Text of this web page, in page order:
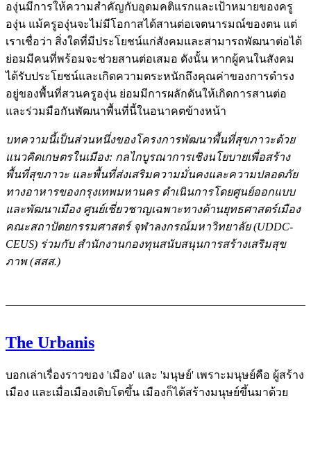
องุ่นมีการให้ความสำคัญกับอุดมคติแรกและเป้าหมายของครู
องุ่น แม้ครูองุ่นจะไม่มีโอกาสได้สานต่อเจตนารมณ์ของตน แต่
เราเชื่อว่า สิ่งใดที่มีประโยชน์แก่สังคมและสามารถพัฒนาต่อได้
ย่อมมีคนที่พร้อมจะช่วยสานต่อเสมอ ดังนั้น หากผู้คนในสังคม
ได้รับประโยชน์และเกิดความตระหนักถึงคุณค่าของการดำรง
อยู่ของพื้นที่สวนครูองุ่น ย่อมมีการผลักดันให้เกิดการสานต่อ
และร่วมมือกันพัฒนาพื้นที่นี้ในอนาคตข้างหน้า
บทความนี้เป็นส่วนหนึ่งของโครงการพัฒนาพื้นที่สุขภาวะด้วย
แนวคิดเกษตรในเมือง: กลไกบูรณาการเชิงนโยบายเพื่อสร้าง
พื้นที่สุขภาวะ และพื้นที่ส่งเสริมความมั่นคงและความปลอดภัย
ทางอาหารของกรุงเทพมหานคร ดำเนินการโดยศูนย์ออกแบบ
และพัฒนาเมือง ศูนย์เชี่ยวชาญเฉพาะทางด้านยุทธศาสตร์เมือง
คณะสถาปัตยกรรมศาสตร์ จุฬาลงกรณ์มหาวิทยาลัย (UDDC-
CEUS) ร่วมกับ สำนักงานกองทุนสนับสนุนการสร้างเสริมสุข
ภาพ (สสส.)
The Urbanis
บอกเล่าเรื่องราวของ 'เมือง' และ 'มนุษย์' เพราะมนุษย์คือ ผู้สร้าง
เมือง และเมื่อเมืองเติบโตขึ้น เมืองก็ได้สร้างมนุษย์ขึ้นมาด้วย